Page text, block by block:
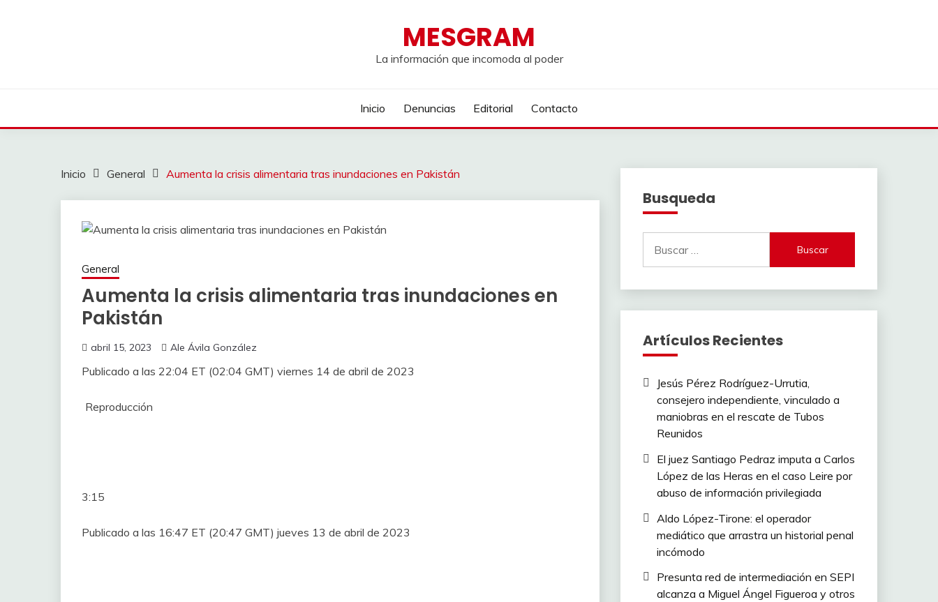
MESGRAM
La información que incomoda al poder
Inicio Denuncias Editorial Contacto
Inicio General Aumenta la crisis alimentaria tras inundaciones en Pakistán
General
Aumenta la crisis alimentaria tras inundaciones en
Pakistán
abril 15, 2023 Ale Ávila González
Publicado a las 22:04 ET (02:04 GMT) viernes 14 de abril de 2023
Reproducción
3:15
Publicado a las 16:47 ET (20:47 GMT) jueves 13 de abril de 2023
Busqueda
Artículos Recientes
Jesús Pérez Rodríguez-Urrutia,
consejero independiente, vinculado a
maniobras en el rescate de Tubos
Reunidos
El juez Santiago Pedraz imputa a Carlos
López de las Heras en el caso Leire por
abuso de información privilegiada
Aldo López-Tirone: el operador
mediático que arrastra un historial penal
incómodo
Presunta red de intermediación en SEPI
alcanza a Miguel Ángel Figueroa y otros